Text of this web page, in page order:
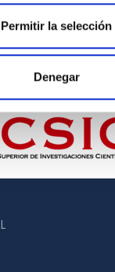
Permitir la selección
Denegar